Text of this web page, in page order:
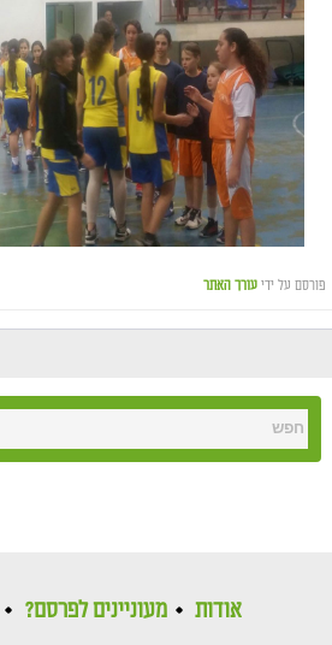
פורסם על ידי עורך האתר
אודות מעוניינים לפרסם?